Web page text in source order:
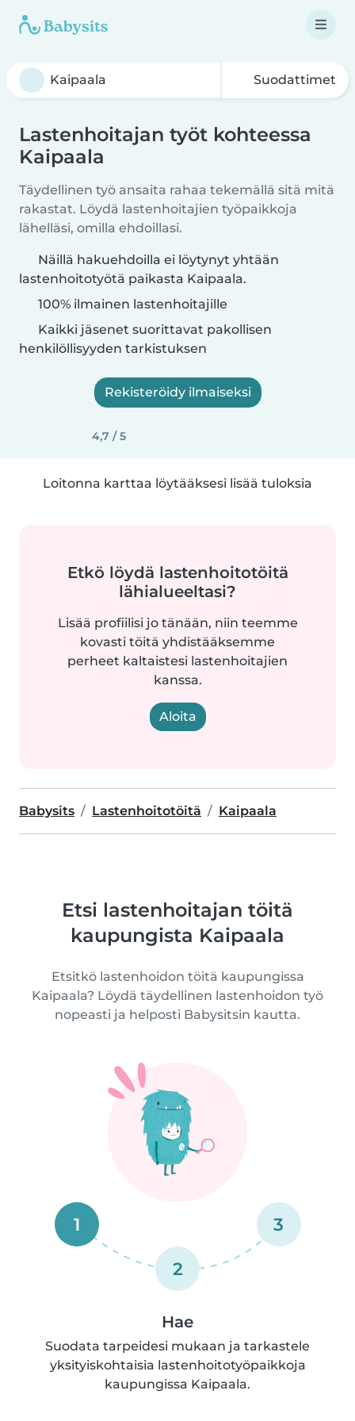
Suodattimet
Lastenhoitajan työt kohteessa
Kaipaala
Täydellinen työ ansaita rahaa tekemällä sitä mitä
rakastat. Löydä lastenhoitajien työpaikkoja
lähelläsi, omilla ehdoillasi.
Näillä hakuehdoilla ei löytynyt yhtään
lastenhoitotyötä paikasta Kaipaala.
100% ilmainen lastenhoitajille
Kaikki jäsenet suorittavat pakollisen
henkilöllisyyden tarkistuksen
Rekisteröidy ilmaiseksi
4,7 / 5
Loitonna karttaa löytääksesi lisää tuloksia
Etkö löydä lastenhoitotöitä
lähialueeltasi?
Lisää profiilisi jo tänään, niin teemme
kovasti töitä yhdistääksemme
perheet kaltaistesi lastenhoitajien
kanssa.
Aloita
Babysits Lastenhoitotöitä Kaipaala
Etsi lastenhoitajan töitä
kaupungista Kaipaala
Etsitkö lastenhoidon töitä kaupungissa
Kaipaala? Löydä täydellinen lastenhoidon työ
nopeasti ja helposti Babysitsin kautta.
1
2
3
Hae
Suodata tarpeidesi mukaan ja tarkastele
yksityiskohtaisia lastenhoitotyöpaikkoja
kaupungissa Kaipaala.